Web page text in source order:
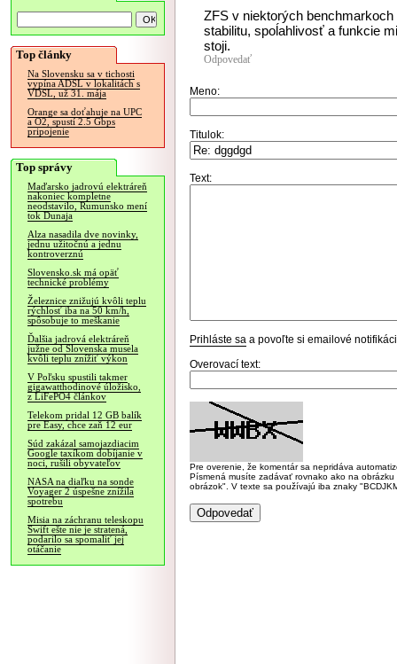
Top články
Na Slovensku sa v tichosti
vypína ADSL v lokalitách s
VDSL, už 31. mája
Orange sa doťahuje na UPC
a O2, spustí 2.5 Gbps
pripojenie
Top správy
Maďarsko jadrovú elektráreň
nakoniec kompletne
neodstavilo, Rumunsko mení
tok Dunaja
Alza nasadila dve novinky,
jednu užitočnú a jednu
kontroverznú
Slovensko.sk má opäť
technické problémy
Železnice znižujú kvôli teplu
rýchlosť iba na 50 km/h,
spôsobuje to meškanie
Ďalšia jadrová elektráreň
južne od Slovenska musela
kvôli teplu znížiť výkon
V Poľsku spustili takmer
gigawatthodinové úložisko,
z LiFePO4 článkov
Telekom pridal 12 GB balík
pre Easy, chce zaň 12 eur
Súd zakázal samojazdiacim
Google taxíkom dobíjanie v
noci, rušili obyvateľov
NASA na diaľku na sonde
Voyager 2 úspešne znížila
spotrebu
Misia na záchranu teleskopu
Swift ešte nie je stratená,
podarilo sa spomaliť jej
otáčanie
ZFS v niektorých
stabilitu, spoĺahlivosť a funkcie
stoji.
Odpovedať
Meno:
Titulok:
Text:
Prihláste sa a povoľte si emailové
Overovací text:
Pre overenie, že komentár sa nepridáva
Písmená musíte zadávať rovnako ako na
obrázok". V texte sa používajú iba znaky